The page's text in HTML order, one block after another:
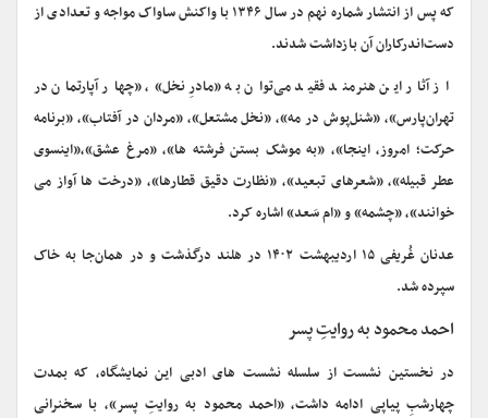
که پس از انتشار شماره نهم در سال ۱۳۴۶ با واکنش ساواک مواجه و تعدادی از
دست‌اندرکاران آن بازداشت شدند.
از آثار این هنرمند فقید می‌توان به «مادرِ نخل»، «چهار آپارتمان در
تهران‌پارس»، «شنل‌پوش در مه»، «نخل مشتعل»، «مردان در آفتاب»، «برنامه
حرکت؛ امروز، اینجا»، «به موشک بستن فرشته ها»، «مرغ عشق»،«اینسوی
عطر قبیله»، «شعرهای تبعید»، «نظارت دقیق قطارها»، «درخت ها آواز می
خوانند»، «چشمه» و «ام سَعد» اشاره کرد.
عدنان غُریفی ۱۵ اردیبهشت ۱۴۰۲ در هلند درگذشت و در همان‌جا به خاک
سپرده شد.
احمد محمود به روایتِ پسر
در نخستین نشست از سلسله نشست های ادبی این نمایشگاه، که بمدت
چهارشبِ پیاپی ادامه داشت، «احمد محمود به روایتِ پسر»، با سخنرانی